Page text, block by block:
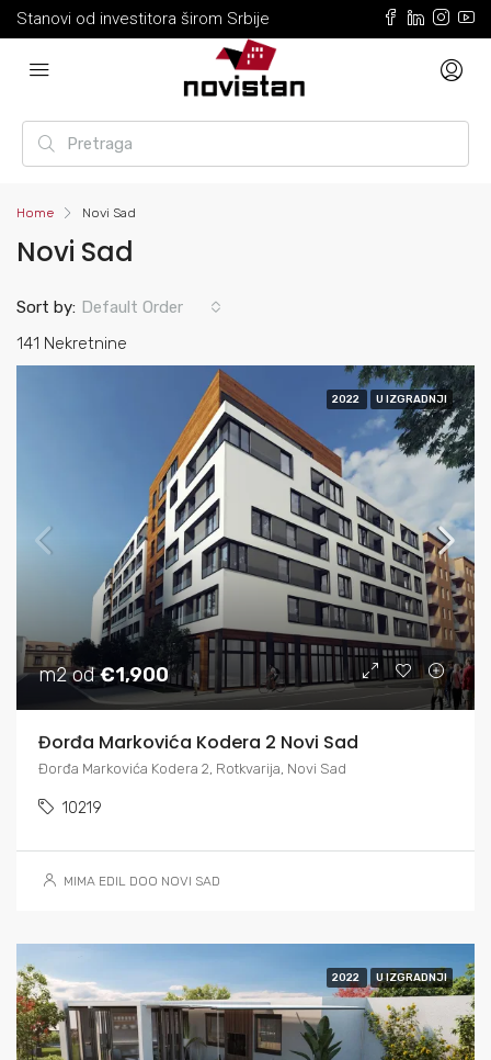
Stanovi od investitora širom Srbije
Home Novi Sad
Novi Sad
141 Nekretnine
Sort by: Default Order
2022 U IZGRADNJI
m2 od€1,900
Đorđa Markovića Kodera 2 Novi Sad
Đorđa Markovića Kodera 2, Rotkvarija, Novi Sad
10219
MIMA EDIL DOO NOVI SAD
2022 U IZGRADNJI